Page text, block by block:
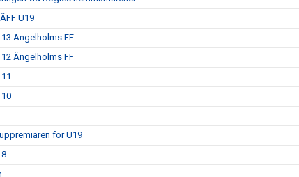
U19
Ängelholms FF
Ängelholms FF
för U19